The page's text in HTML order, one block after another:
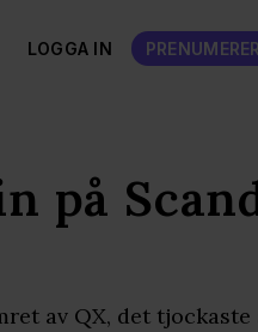
LOGGA IN
på
av QX, det tjockaste